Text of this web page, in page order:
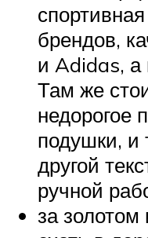
брендов,
и Adidas,
Там же
недорогое
подушки, и
другой
ручной
за золотом